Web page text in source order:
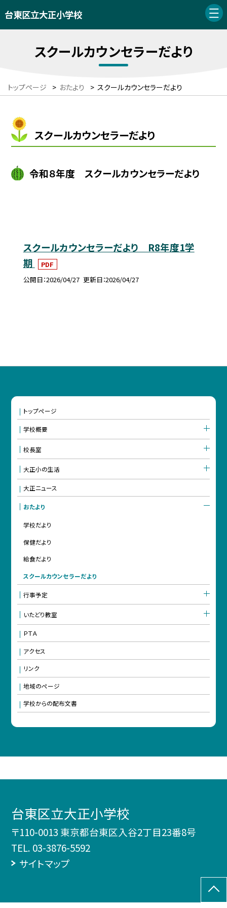
台東区立大正小学校
スクールカウンセラーだより
トップページ > おたより > スクールカウンセラーだより
スクールカウンセラーだより
令和８年度 スクールカウンセラーだより
スクールカウンセラーだより R8年度1学
期
PDF
公開日 2026/04/27 更新日 2026/04/27
トップページ
学校概要
校長室
大正小の生活
大正ニュース
おたより
学校だより
保健だより
給食だより
スクールカウンセラーだより
行事予定
いたどり教室
ＰＴＡ
アクセス
リンク
地域のページ
学校からの配布文書
台東区立大正小学校
〒110-0013 東京都台東区入谷2丁目23番8号
TEL. 03-3876-5592
サイトマップ